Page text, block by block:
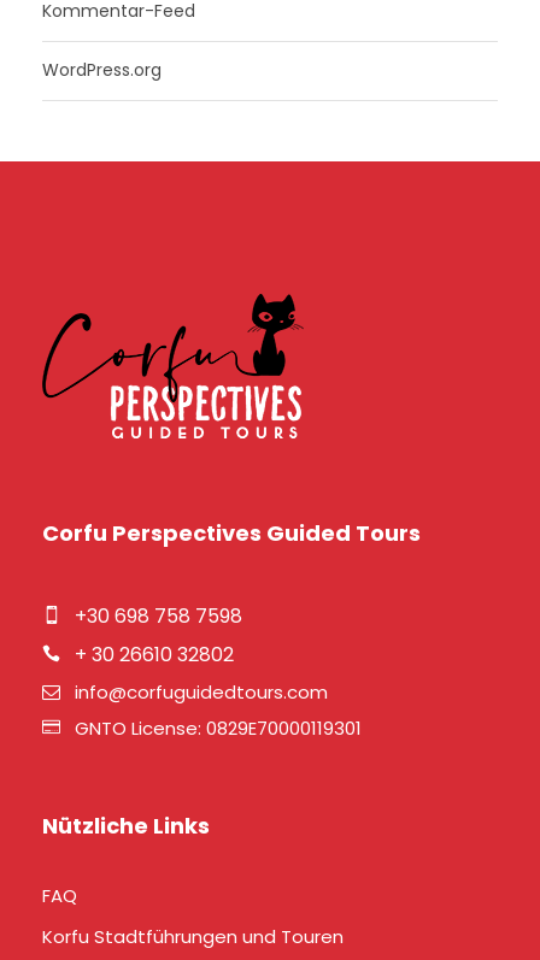
Kommentar-Feed
WordPress.org
Corfu Perspectives Guided Tours
+30 698 758 7598
+ 30 26610 32802
info@corfuguidedtours.com
GNTO License: 0829E70000119301
Nützliche Links
FAQ
Korfu Stadtführungen und Touren